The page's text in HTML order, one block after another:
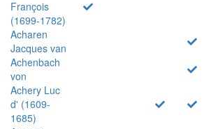
François
(1699-1782)
Acharen
Jacques van
Achenbach
von
Achery Luc
d' (1609-
1685)